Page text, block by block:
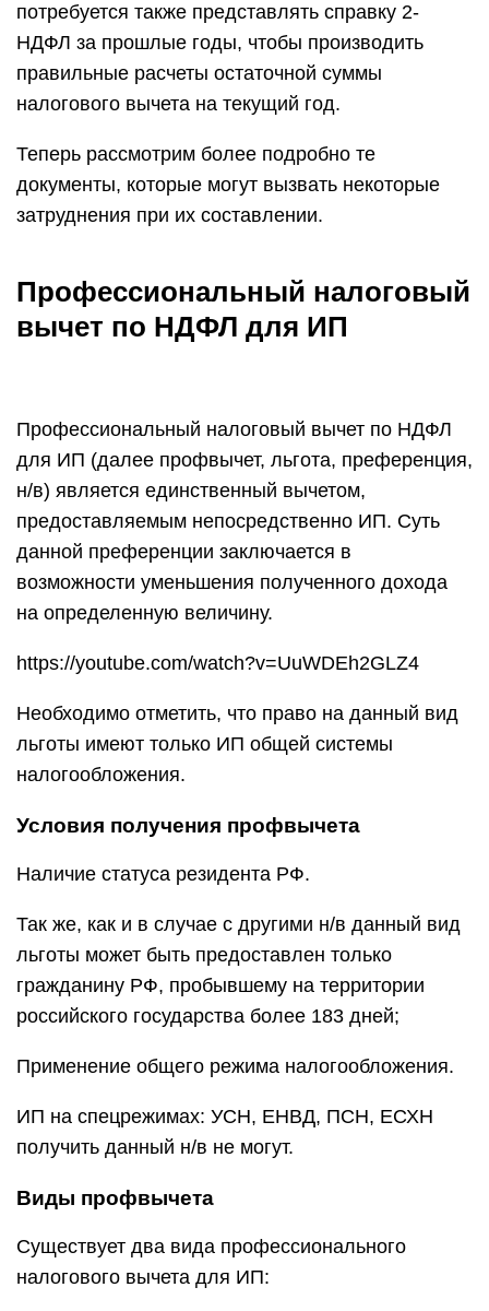
потребуется также представлять справку 2-
НДФЛ за прошлые годы, чтобы производить
правильные расчеты остаточной суммы
налогового вычета на текущий год.
Теперь рассмотрим более подробно те
документы, которые могут вызвать некоторые
затруднения при их составлении.
Профессиональный налоговый
вычет по НДФЛ для ИП
​Профессиональный налоговый вычет по НДФЛ
для ИП (далее профвычет, льгота, преференция,
н/в) является единственный вычетом,
предоставляемым непосредственно ИП. Суть
данной преференции заключается в
возможности уменьшения полученного дохода
на определенную величину.
https://youtube.com/watch?v=UuWDEh2GLZ4
Необходимо отметить, что право на данный вид
льготы имеют только ИП общей системы
налогообложения.
Условия получения профвычета
Наличие статуса резидента РФ.
Так же, как и в случае с другими н/в данный вид
льготы может быть предоставлен только
гражданину РФ, пробывшему на территории
российского государства более 183 дней;
Применение общего режима налогообложения.
ИП на спецрежимах: УСН, ЕНВД, ПСН, ЕСХН
получить данный н/в не могут.
Виды профвычета
Существует два вида профессионального
налогового вычета для ИП: